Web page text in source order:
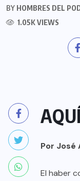
BY HOMBRES DEL
1.05K VIEWS
Por José
El haber